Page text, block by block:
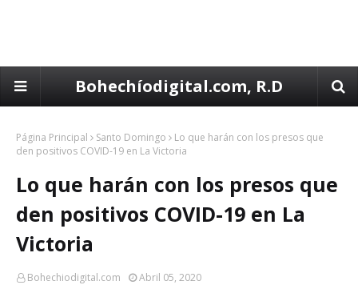
Bohechíodigital.com, R.D
Página Principal Santo Domingo
Lo que harán con los presos que
den positivos COVID-19 en La Victoria
Lo que harán con los presos que
den positivos COVID-19 en La
Victoria
Bohechiodigital.com Abril 05, 2020